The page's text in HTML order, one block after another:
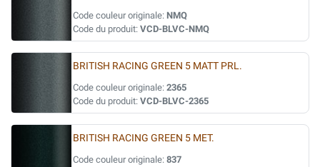
Code couleur originale: NMQ
Code du produit: VCD-BLVC-NMQ
BRITISH RACING GREEN 5 MATT PRL.
Code couleur originale: 2365
Code du produit: VCD-BLVC-2365
BRITISH RACING GREEN 5 MET.
Code couleur originale: 837